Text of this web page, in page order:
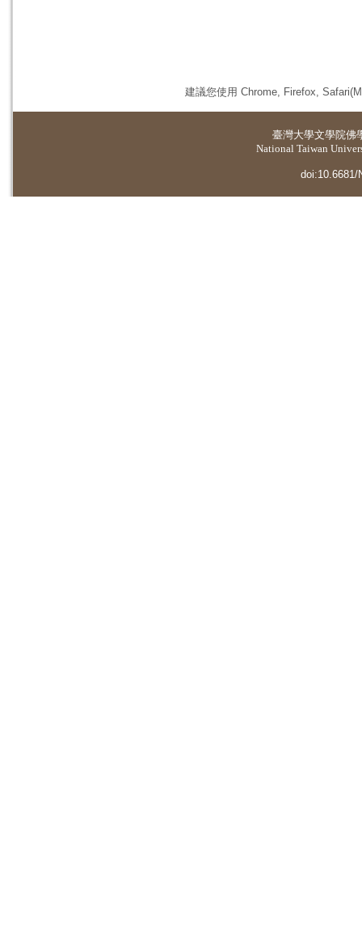
建議您使用 Chrome, Firefox,
臺灣大學文學院佛
National Taiwan
doi:10.6681/